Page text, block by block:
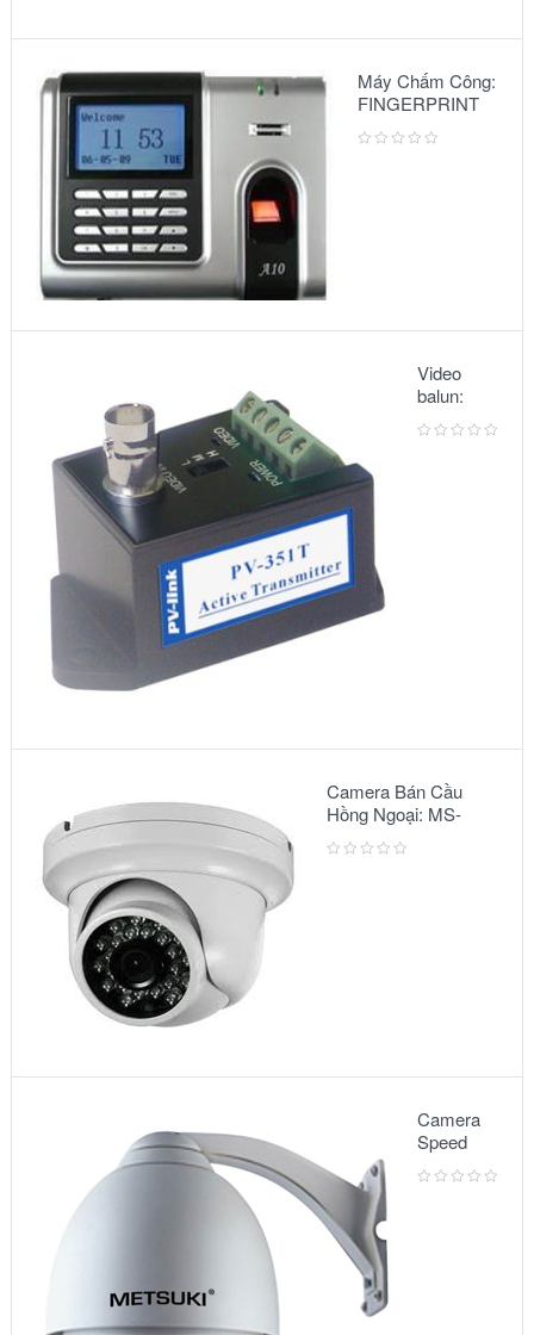
Máy Chấm Công:
FINGERPRINT
A10
Video
balun:
METSUKI
MS-351T
Camera Bán Cầu
Hồng Ngoại: MS-
2303 IR
Camera
Speed
Dome:
Model